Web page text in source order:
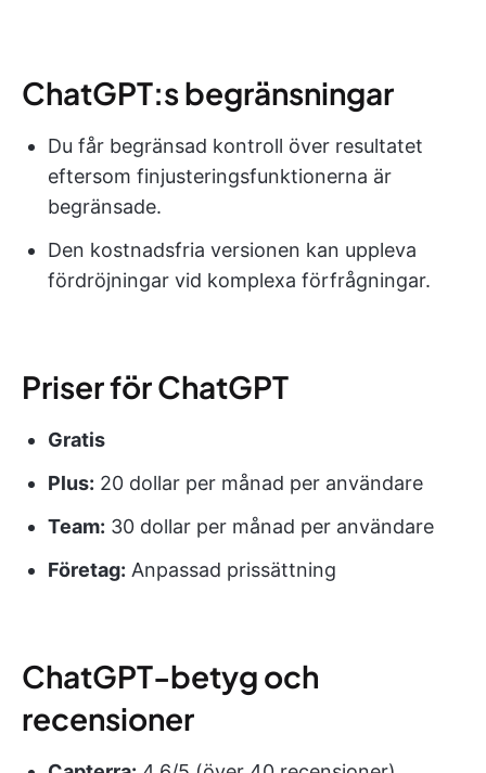
ChatGPT:s begränsningar
Du får begränsad kontroll över resultatet
eftersom finjusteringsfunktionerna är
begränsade.
Den kostnadsfria versionen kan uppleva
fördröjningar vid komplexa förfrågningar.
Priser för ChatGPT
Gratis
Plus: 20 dollar per månad per användare
Team: 30 dollar per månad per användare
Företag: Anpassad prissättning
ChatGPT-betyg och
recensioner